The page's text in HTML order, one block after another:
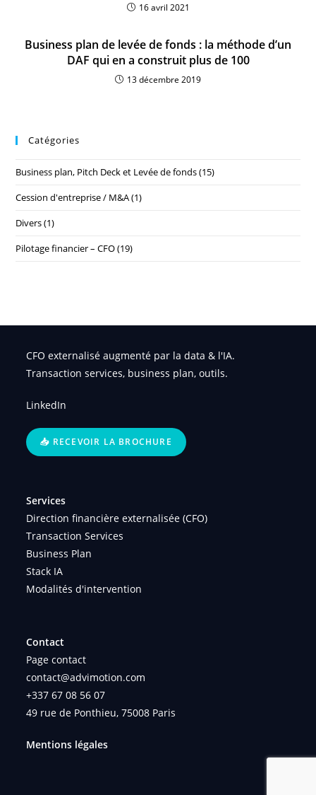
16 avril 2021
Business plan de levée de fonds : la méthode d’un
DAF qui en a construit plus de 100
13 décembre 2019
Catégories
Business plan, Pitch Deck et Levée de fonds(15)
Cession d'entreprise / M&A(1)
Divers(1)
Pilotage financier – CFO(19)
CFO externalisé augmenté par la data & l'IA.
Transaction services, business plan, outils.
LinkedIn
📥 RECEVOIR LA BROCHURE
Services
Direction financière externalisée (CFO)
Transaction Services
Business Plan
Stack IA
Modalités d'intervention
Contact
Page contact
contact@advimotion.com
+337 67 08 56 07
49 rue de Ponthieu, 75008 Paris
Mentions légales